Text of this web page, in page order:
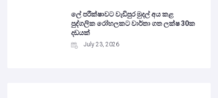
ලේ පරීක්ෂාවට වැඩිපුර මුදල් අය කළ
පුද්ගලික රෝහලකට වාර්තා ගත ලක්ෂ 30ක
දඩයක්
July 23, 2026